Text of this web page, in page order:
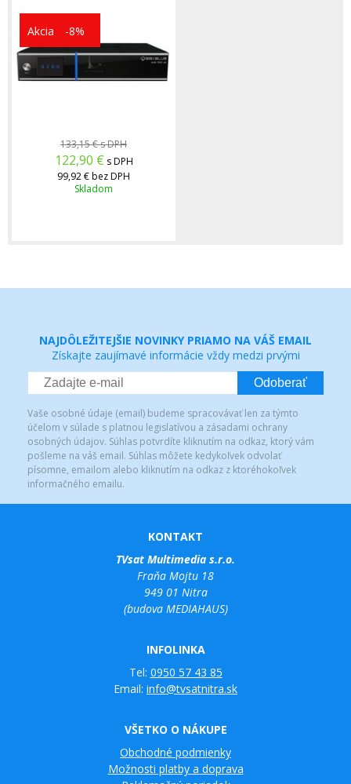
Akcia -8%
133,15 €s DPH
122,90 € s DPH
99,92 €bez DPH
Skladom
NAJDÔLEŽITEJŠIE NOVINKY PRIAMO NA VÁŠ EMAIL
Získajte zaujímavé informácie vždy medzi prvými
Odoberať
Vaše osobné údaje (email) budeme spracovávať len za týmto
účelom v súlade s platnou legislatívou a zásadami ochrany
osobných údajov. Súhlas potvrdíte kliknutím na odkaz, ktorý vám
pošleme na váš email. Súhlas môžete kedykoľvek odvolať
písomne, emailom alebo kliknutím na odkaz z ktoréhokoľvek
informačného emailu.
KONTAKT
TVsat Multimedia s.r.o.
Fraňa Mojtu 18
949 01 Nitra
(budova MEDIAHAUS)
INFOLINKA
Tel: 0950 57 43 85
Email: info@tvsatnitra.sk
VŠETKO O NÁKUPE
Obchodné podmienky
Možnosti platby a doprava